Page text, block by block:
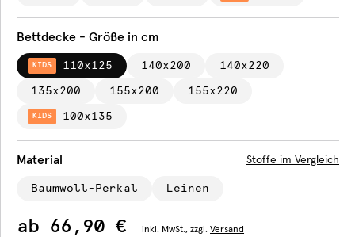
Bettdecke - Größe in cm
KIDS 110x125 140x200 140x220
135x200 155x200 155x220
KIDS 100x135
Material Stoffe im Vergleich
Baumwoll-Perkal Leinen
ab 66,90 € inkl. MwSt., zzgl. Versand